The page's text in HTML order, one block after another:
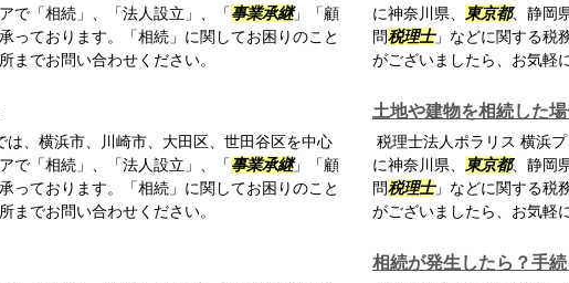
で「相続」、「法人設立」、「事業承継」「顧
っております。「相続」に関してお困りのこと
までお問い合わせください。
に神奈川県、
東京都、静岡
問税理士」などに関する税
がございましたら、お気軽
、横浜市、川崎市、大田区、世田谷区を中心
で「相続」、「法人設立」、「事業承継」「顧
っております。「相続」に関してお困りのこと
までお問い合わせください。
土地や建物を相続した
税理士法人ポラリス 横浜
に神奈川県、
東京都、静岡
問税理士」などに関する税
がございましたら、お気軽
相続が発生したら？手